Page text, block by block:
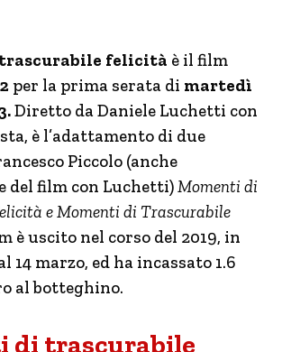
felicità è il film
per la prima serata di martedì
Diretto da Daniele Luchetti con
è l’adattamento di due
Piccolo (anche
del film con Luchetti)Momenti di
e Momenti di Trascurabile
è uscito nel corso del 2019, in
14 marzo, ed ha incassato 1.6
al botteghino.
di trascurabile